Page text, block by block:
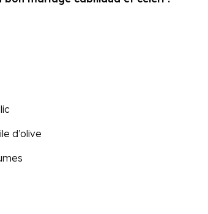
d’olive